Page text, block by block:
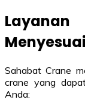
Sahabat Crane
crane yang
Anda: